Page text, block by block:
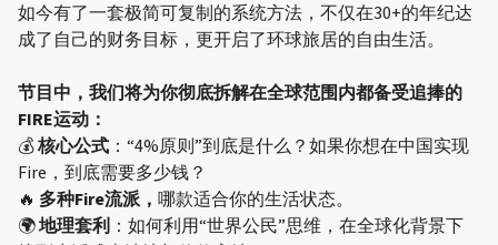
如今有了一套极简可复制的系统方法，不仅在30+的年纪达
成了自己的财务目标，更开启了环球旅居的自由生活。
节目中，我们将为你彻底拆解在全球范围内都备受追捧的
FIRE运动：
💰核心公式 ：“4%原则”到底是什么？如果你想在中国实现
Fire，到底需要多少钱？
🔥 多种Fire流派， 哪款适合你的生活状态。
🌍地理套利 ：如何利用“世界公民”思维，在全球化背景下